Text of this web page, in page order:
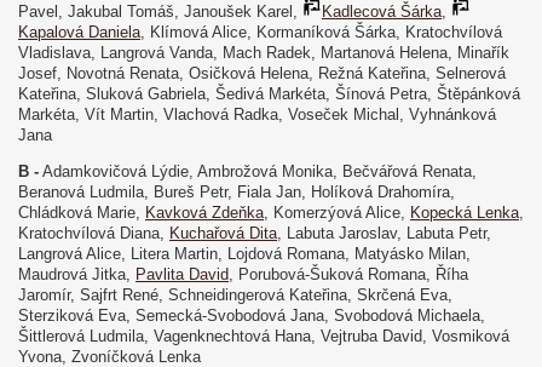
Pavel, Jakubal Tomáš, Janoušek Karel,
Kadlecová Šárka
Kapalová Daniela , Klímová Alice, Kormaníková Šárka, Kratochvílová
Vladislava, Langrová Vanda, Mach Radek, Martanová Helena, Minařík
Josef, Novotná Renata, Osičková Helena, Režná Kateřina, Selnerová
Kateřina, Sluková Gabriela, Šedivá Markéta, Šínová Petra, Štěpánková
Markéta, Vít Martin, Vlachová Radka, Voseček Michal, Vyhnánková
Jana
B - Adamkovičová Lýdie, Ambrožová Monika, Bečvářová Renata,
Beranová Ludmila, Bureš Petr, Fiala Jan, Holíková Drahomíra,
Chládková Marie, Kavková Zdeňka , Komerzýová Alice, Kopecká Lenka
Kratochvílová Diana, Kuchařová Dita , Labuta Jaroslav, Labuta Petr,
Langrová Alice, Litera Martin, Lojdová Romana, Matyásko Milan,
Maudrová Jitka, Pavlita David , Porubová-Šuková Romana, Říha
Jaromír, Sajfrt René, Schneidingerová Kateřina, Skrčená Eva,
Sterziková Eva, Semecká-Svobodová Jana, Svobodová Michaela,
Šittlerová Ludmila, Vagenknechtová Hana, Vejtruba David, Vosmiková
Yvona, Zvoníčková Lenka